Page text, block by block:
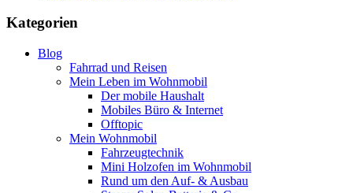
Kategorien
Blog
Fahrrad und Reisen
Mein Leben im Wohnmobil
Der mobile Haushalt
Mobiles Büro & Internet
Offtopic
Mein Wohnmobil
Fahrzeugtechnik
Mini Holzofen im Wohnmobil
Rund um den Auf- & Ausbau